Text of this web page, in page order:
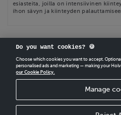
esiasteita, joilla on intensiivinen
ihon sävyn ja kiinteyden
CREATEYOUR OWN HOLVI
Do you want cookies? 🍪
Choose which cookies you want to accept.
personalised ads and marketing — making your
our Cookie Policy.
Manage